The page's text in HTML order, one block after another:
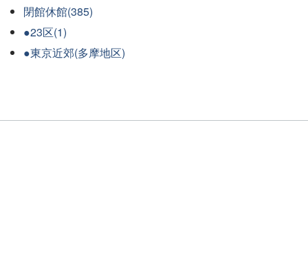
閉館休館(385)
●23区(1)
●東京近郊(多摩地区)